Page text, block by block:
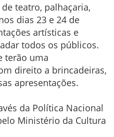
teatro, palhaçaria,
dias 23 e 24 de
artísticas e
todos os públicos.
terão uma
direito a brincadeiras,
apresentações.
da Política Nacional
Ministério da Cultura